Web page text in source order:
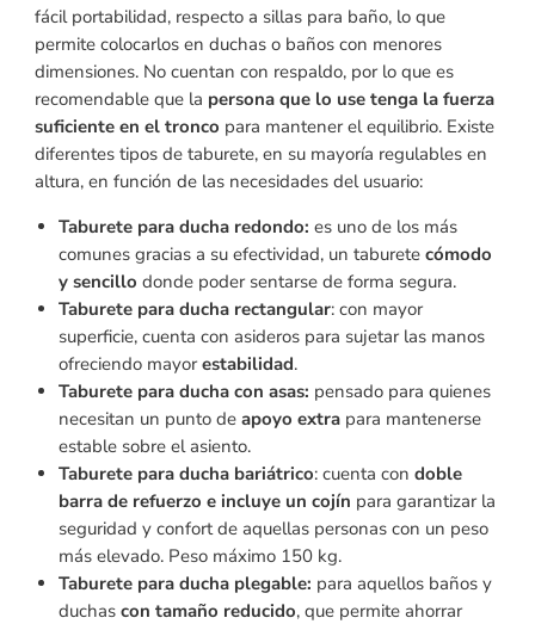
fácil portabilidad, respecto a sillas para baño, lo que
permite colocarlos en duchas o baños con menores
dimensiones. No cuentan con respaldo, por lo que es
recomendable que la persona que lo use tenga la fuerza
suficiente en el tronco para mantener el equilibrio. Existe
diferentes tipos de taburete, en su mayoría regulables en
altura, en función de las necesidades del usuario:
Taburete para ducha redondo: es uno de los más
comunes gracias a su efectividad, un taburete cómodo
y sencillo donde poder sentarse de forma segura.
Taburete para ducha rectangular: con mayor
superficie, cuenta con asideros para sujetar las manos
ofreciendo mayorestabilidad.
Taburete para ducha con asas: pensado para quienes
necesitan un punto de apoyo extrapara mantenerse
estable sobre el asiento.
Taburete para ducha bariátrico: cuenta con doble
barra de refuerzo e incluye un cojín para garantizar la
seguridad y confort de aquellas personas con un peso
más elevado. Peso máximo 150 kg.
Taburete para ducha plegable: para aquellos baños y
duchas con tamaño reducido, que permite ahorrar